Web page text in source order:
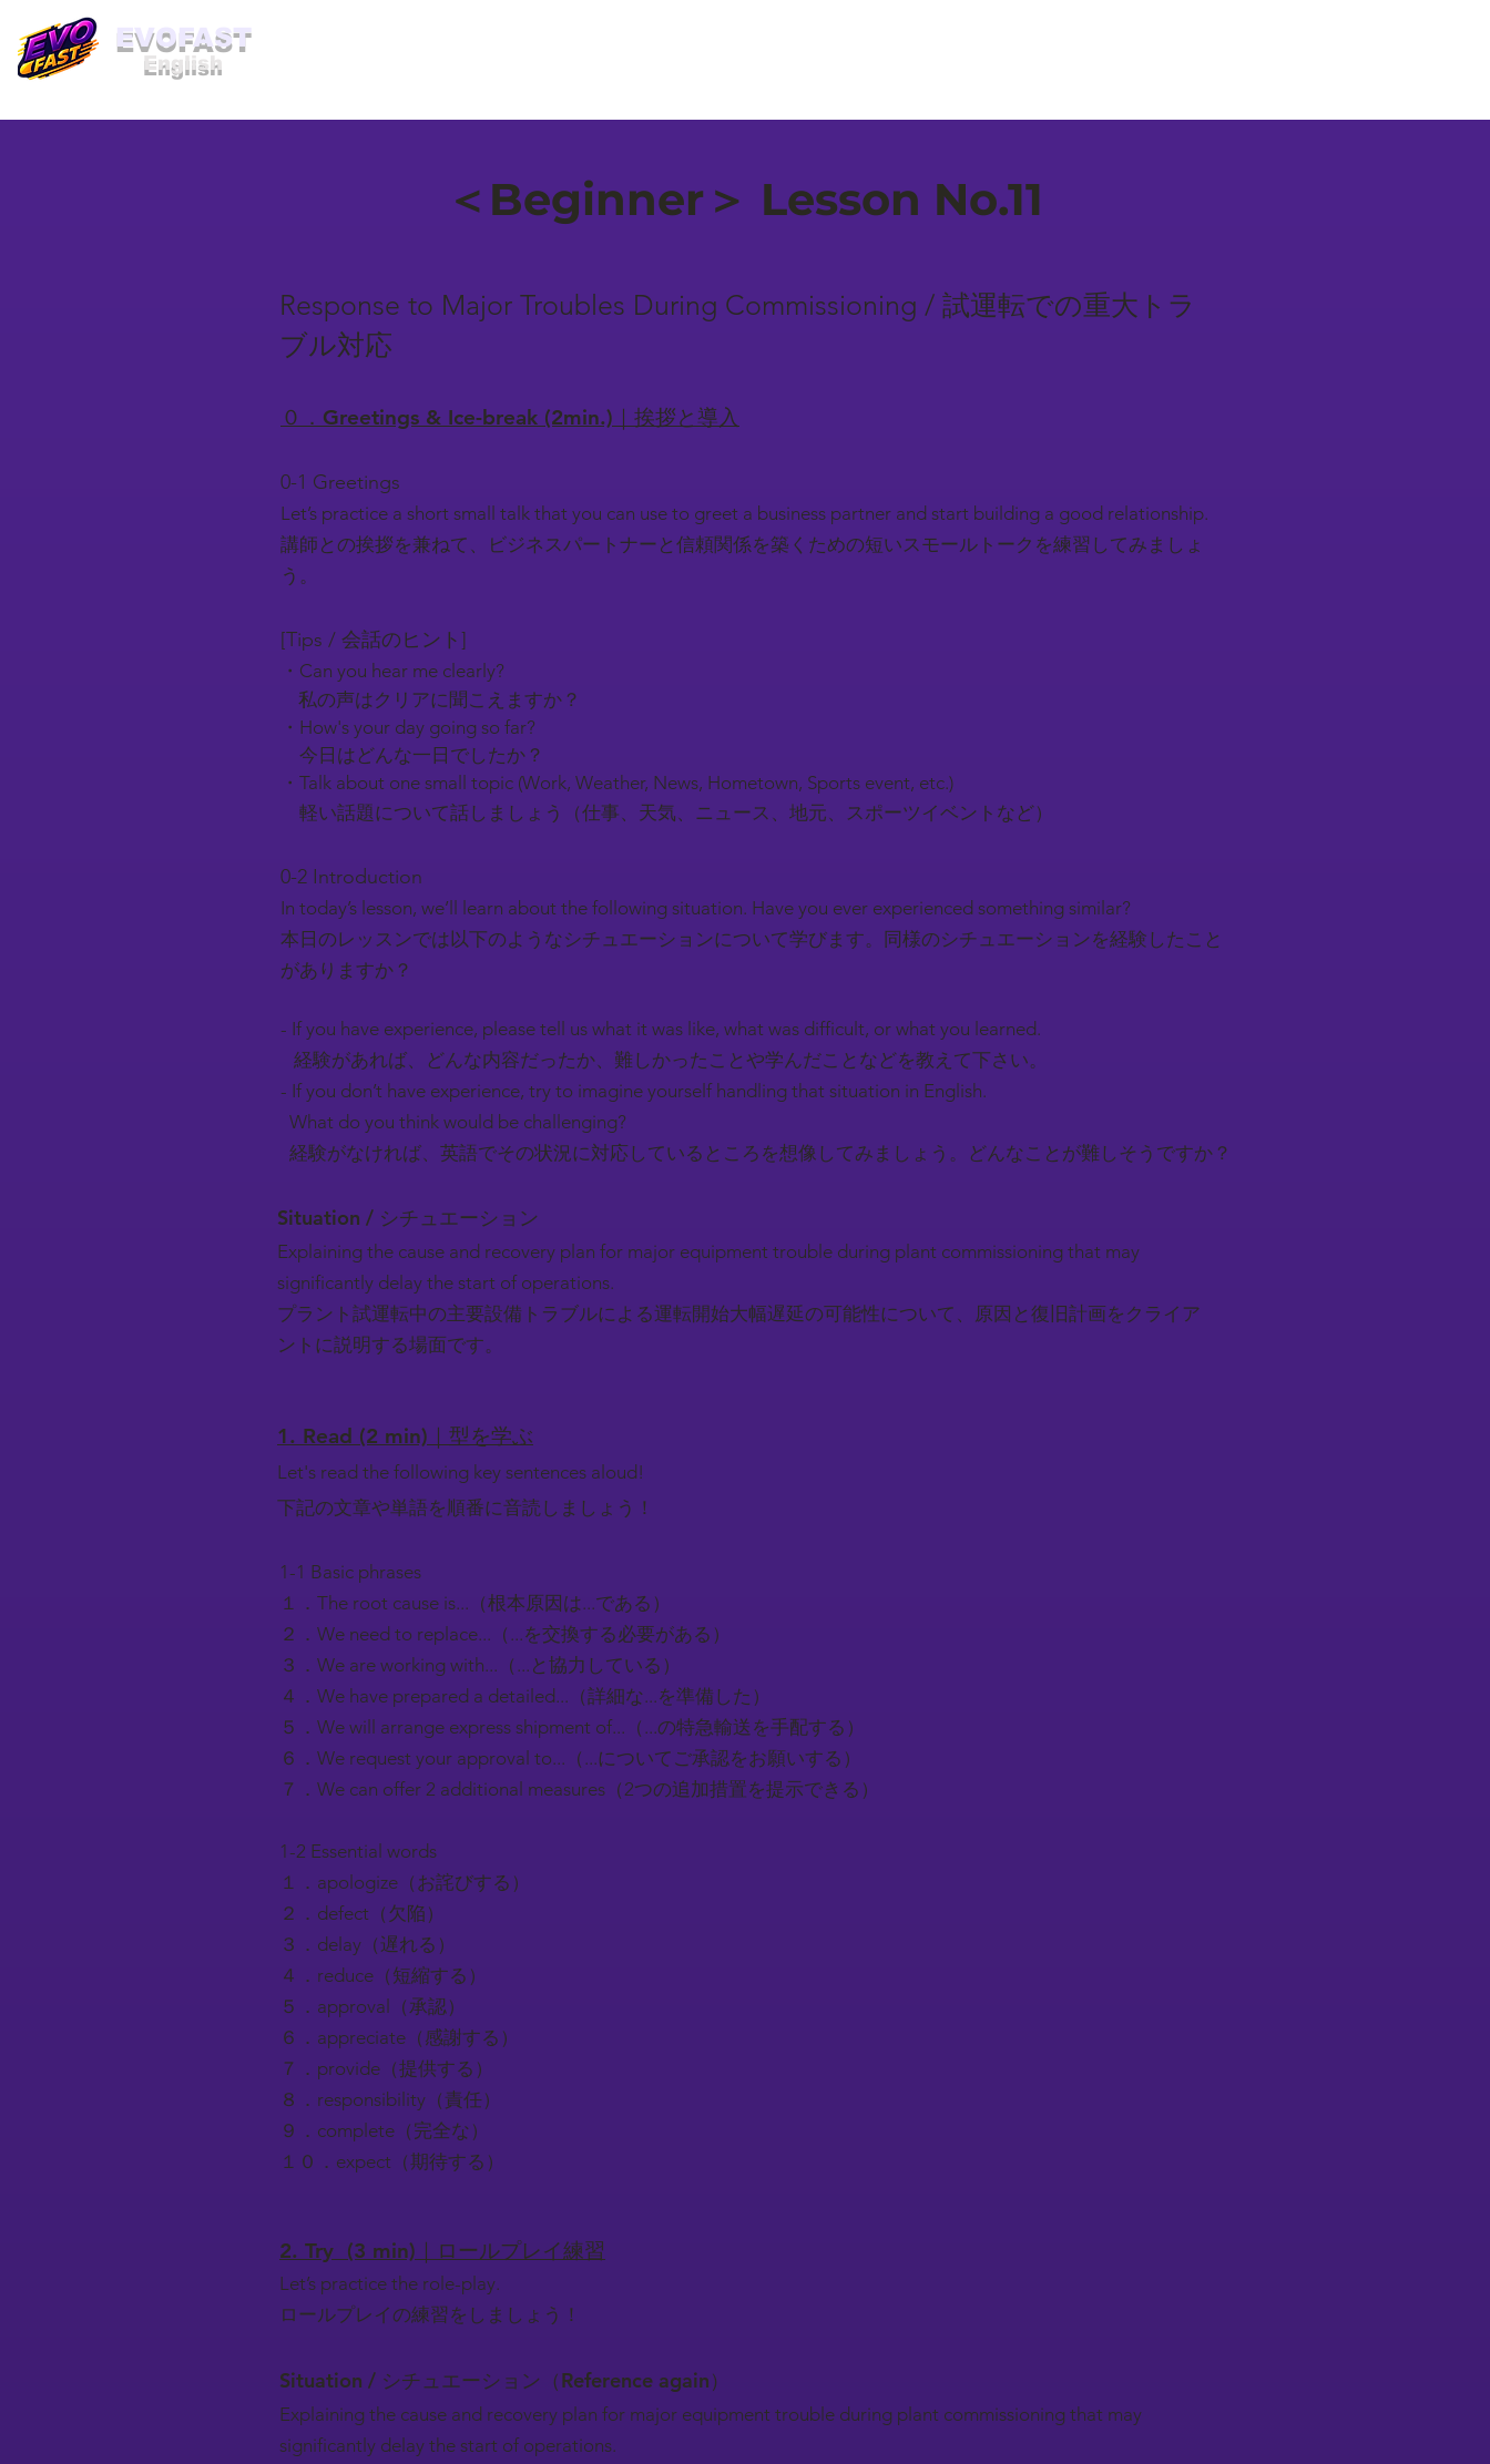
​EVOFAST
English
＜Beginner＞ Lesson No.11
Response to Major Troubles During Commissioning / 試運転での重大トラ
ブル対応
０．Greetings & Ice-break (2min.)｜挨拶と導入
0-1 Greetings
Let’s practice a short small talk that you can use to greet a business partner and start building a good relationship.
講師との挨拶を兼ねて、ビジネスパートナーと信頼関係を築くための短いスモールトークを練習してみましょ
う。
[Tips / 会話のヒント]
・Can you hear me clearly?
私の声はクリアに聞こえますか？
・How's your day going so far?
今日はどんな一日でしたか？
・Talk about one small topic (Work, Weather, News, Hometown, Sports event, etc.)
軽い話題について話しましょう（仕事、天気、ニュース、地元、スポーツイベントなど）
0-2 Introduction​
In today’s lesson, we’ll learn about the following situation. Have you ever experienced something similar?
本日のレッスンでは以下のようなシチュエーションについて学びます。同様のシチュエーションを経験したこと
がありますか？​
- If you have experience, please tell us what it was like, what was difficult, or what you learned.
経験があれば、どんな内容だったか、難しかったことや学んだことなどを教えて下さい。
- If you don’t have experience, try to imagine yourself handling that situation in English.
What do you think would be challenging?
経験がなければ、英語でその状況に対応しているところを想像してみましょう。どんなことが難しそうですか？
Situation / シチュエーション
Explaining the cause and recovery plan for major equipment trouble during plant commissioning that may
significantly delay the start of operations.
プラント試運転中の主要設備トラブルによる運転開始大幅遅延の可能性について、原因と復旧計画をクライア
ントに説明する場面です。
1. Read (2 min)｜型を学ぶ
Let's read the following key sentences aloud!
下記の文章や単語を順番に音読しましょう！
1-1 Basic phrases
１．The root cause is...（根本原因は...である）
２．We need to replace...（...を交換する必要がある）
３．We are working with...（...と協力している）
４．We have prepared a detailed...（詳細な...を準備した）
５．We will arrange express shipment of...（...の特急輸送を手配する）
６．We request your approval to...（...についてご承認をお願いする）
７．We can offer 2 additional measures（2つの追加措置を提示できる）
1-2 Essential words
１．apologize（お詫びする）
２．defect（欠陥）
３．delay（遅れる）
４．reduce（短縮する）
５．approval（承認）
６．appreciate（感謝する）
７．provide（提供する）
８．responsibility（責任）
９．complete（完全な）
１０．expect（期待する）
2. Try (3 min)｜ロールプレイ練習
Let’s practice the role-play.
ロールプレイの練習をしましょう！
Situation / シチュエーション（Reference again）
Explaining the cause and recovery plan for major equipment trouble during plant commissioning that may
significantly delay the start of operations.